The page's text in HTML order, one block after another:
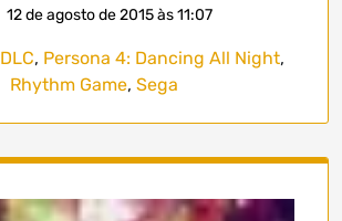
12 de agosto de 2015 às 11:07
DLC, Persona 4: Dancing All Night,
Rhythm Game, Sega